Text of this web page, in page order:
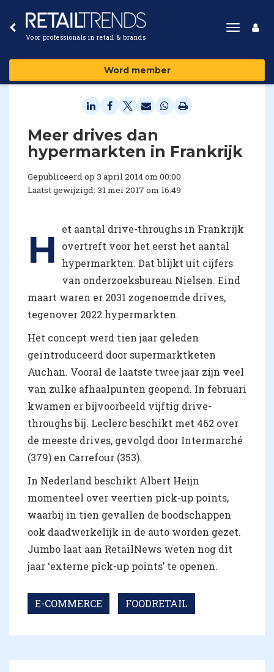
Voor professionals in retail & brands
Toggle
Word member
Meer drives dan
hypermarkten in Frankrijk
Gepubliceerd op 3 april 2014 om 00:00
Laatst gewijzigd: 31 mei 2017 om 16:49
H
et aantal drive-throughs in Frankrijk
overtreft voor het eerst het aantal
hypermarkten. Dat blijkt uit cijfers
van onderzoeksbureau Nielsen. Eind
maart waren er 2031 zogenoemde drives,
tegenover 2022 hypermarkten.
Het concept werd tien jaar geleden
geïntroduceerd door supermarktketen
Auchan. Vooral de laatste twee jaar zijn veel
van zulke afhaalpunten geopend. In februari
kwamen er bijvoorbeeld vijftig drive-
throughs bij. Leclerc beschikt met 462 over
de meeste drives, gevolgd door Intermarché
(379) en Carrefour (353).
In Nederland beschikt Albert Heijn
momenteel over veertien pick-up points,
waarbij in tien gevallen de boodschappen
ook daadwerkelijk in de auto worden gezet.
Jumbo laat aan RetailNews weten nog dit
jaar ‘externe pick-up points’ te openen.
E-COMMERCE FOODRETAIL